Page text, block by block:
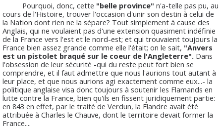
Pourquoi, donc, cette "belle province" n'a-telle pas pu, au
cours de l'Histoire, trouver l'occasion d'unir son destin à celui de
la Nation dont rien ne la sépare? Tout simplement à cause des
Anglais, qui ne voulaient pas d'une extension quasiment indéfinie
de la France vers l'est et le nord-est; et qui trouvaient toujours la
France bien assez grande comme elle l'était; on le sait, "Anvers
est un pistolet braqué sur le coeur de l'Angleterre". Dans
l'obsession de leur sécurité -qui du reste peut fort bien se
comprendre, et il faut admettre que nous l'aurions tout autant à
leur place, et que nous aurions agi exactement comme eux...- la
politique anglaise visa donc toujours à soutenir les Flamands en
lutte contre la France, bien qu'ils en fissent juridiquement partie:
en 843 en effet, par le traité de Verdun, la Flandre avait été
attribuée à Charles le Chauve, dont le territoire devait former la
France....